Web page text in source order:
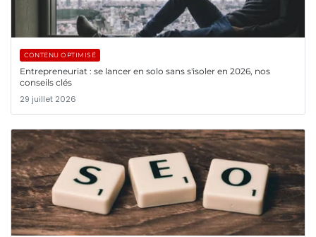
CONTENU OPTIMISÉ
Entrepreneuriat : se lancer en solo sans s'isoler en 2026, nos
conseils clés
29 juillet 2026